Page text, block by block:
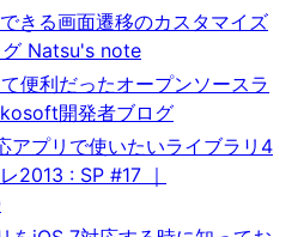
きる画面遷移のカスタマイズ
Natsu's note
便利だったオープンソースラ
開発者ブログ
アプリで使いたいライブラリ4
2013 : SP #17 ｜